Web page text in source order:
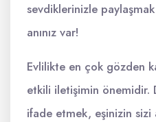
sevdiklerinizle
anınız var!
Evlilikte en çok gözden
etkili iletişimin önemidir.
ifade etmek, eşinizin sizi